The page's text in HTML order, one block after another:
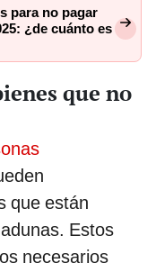
para no pagar
¿de cuánto es
que no
que están
Estos
necesarios